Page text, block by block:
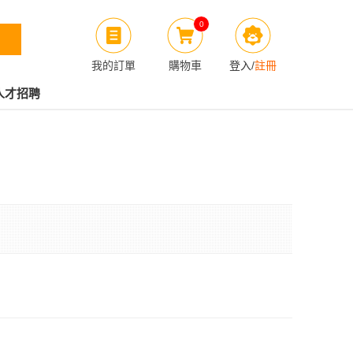
我的訂單
0
購物車 登入/註冊
才招聘